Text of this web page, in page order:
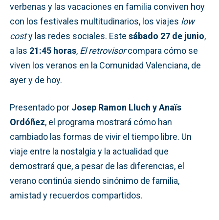
verbenas y las vacaciones en familia conviven hoy
con los festivales multitudinarios, los viajes low
costy las redes sociales. Este sábado 27 de junio,
a las 21:45 horas, El retrovisorcompara cómo se
viven los veranos en la Comunidad Valenciana, de
ayer y de hoy.
Presentado por Josep Ramon Lluch y Anaïs
Ordóñez, el programa mostrará cómo han
cambiado las formas de vivir el tiempo libre. Un
viaje entre la nostalgia y la actualidad que
demostrará que, a pesar de las diferencias, el
verano continúa siendo sinónimo de familia,
amistad y recuerdos compartidos.